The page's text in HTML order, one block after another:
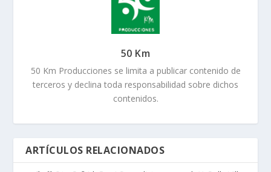
50 Km
50 Km Producciones se limita a publicar contenido de
terceros y declina toda responsabilidad sobre dichos
contenidos.
ARTÍCULOS RELACIONADOS